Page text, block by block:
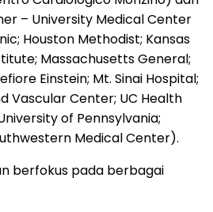
– University Medical Center
Houston Methodist; Kansas
Massachusetts General;
Einstein; Mt. Sinai Hospital;
Vascular Center; UC Health
of Pennsylvania;
Medical Center).
berfokus pada berbagai